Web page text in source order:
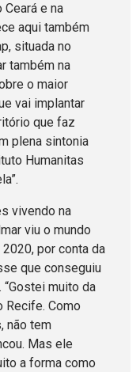
e na
aqui também
situada no
também na
o maior
vai implantar
que faz
plena sintonia
Humanitas
vivendo na
viu o mundo
por conta da
que conseguiu
“Gostei muito da
Recife. Como
não tem
Mas ele
a forma como